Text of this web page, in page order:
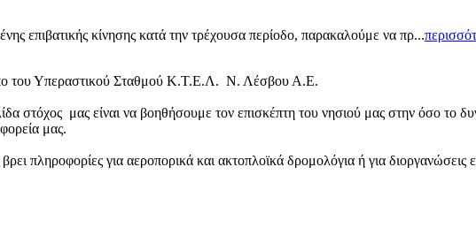
επιβατικής κίνησης κατά την τρέχουσα περίοδο, παρακαλούμε να πρ...
του Υπεραστικού Σταθμού Κ.Τ.Ε.Λ. Ν. Λέσβου Α.Ε.
στόχος μας είναι να βοηθήσουμε τον επισκέπτη του νησιού μας στην όσο το
μας.
πληροφορίες για αεροπορικά και ακτοπλοϊκά δρομολόγια ή για